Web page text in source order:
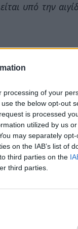
processing of your
the below opt-out
is processed
utilized by us
may separately
on the IAB’s list of
third parties on the
third parties.
υπό την
να
τόσο στον
από πολλές
στις
και